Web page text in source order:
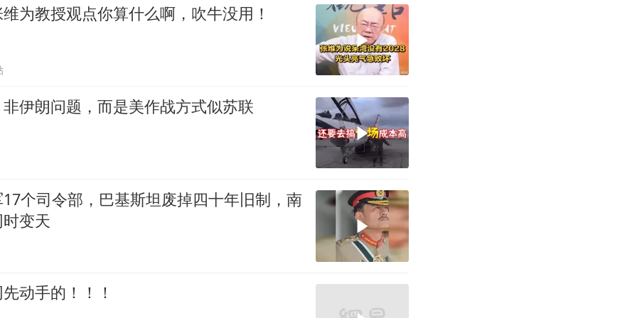
为教授观点你算什么啊，吹牛没用！
伊朗问题，而是美作战方式似苏联
个司令部，巴基斯坦废掉四十年旧制，南
变天
动手的！！！